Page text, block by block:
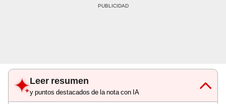
Leer resumen
y puntos destacados de la nota con IA